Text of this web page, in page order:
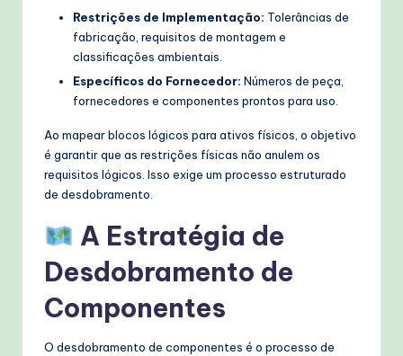
Restrições de Implementação: Tolerâncias de
fabricação, requisitos de montagem e
classificações ambientais.
Específicos do Fornecedor: Números de peça,
fornecedores e componentes prontos para uso.
Ao mapear blocos lógicos para ativos físicos, o objetivo
é garantir que as restrições físicas não anulem os
requisitos lógicos. Isso exige um processo estruturado
de desdobramento.
A Estratégia de
Desdobramento de
Componentes
O desdobramento de componentes é o processo de